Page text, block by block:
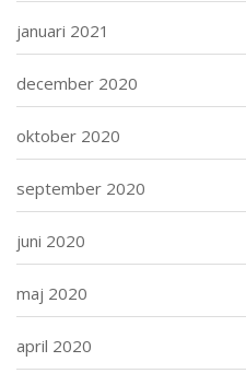
januari 2021
december 2020
oktober 2020
september 2020
juni 2020
maj 2020
april 2020